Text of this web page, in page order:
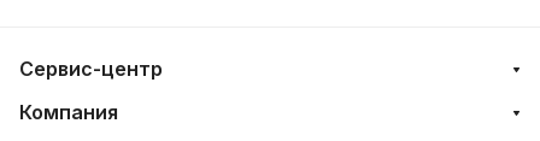
Сервис-центр
Компания